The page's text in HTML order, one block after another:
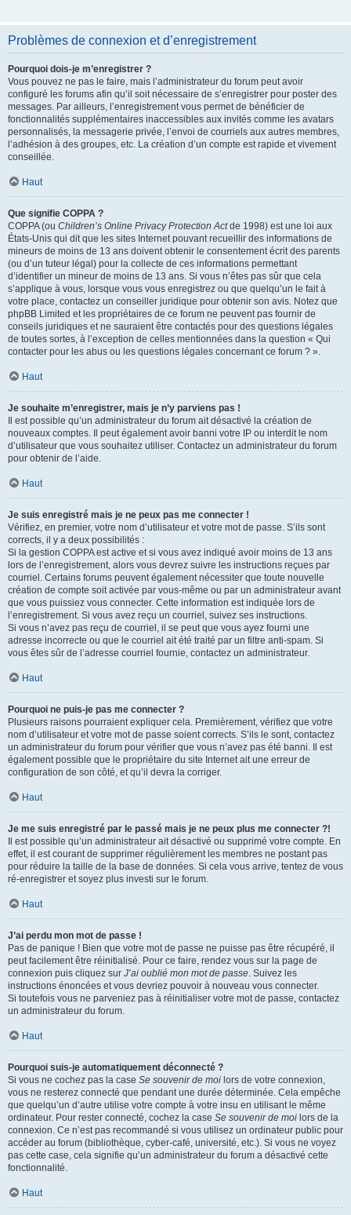
Problèmes de connexion et d’enregistrement
Pourquoi dois-je m’enregistrer ?
Vous pouvez ne pas le faire, mais l’administrateur du forum peut avoir
configuré les forums afin qu’il soit nécessaire de s’enregistrer pour poster des
messages. Par ailleurs, l’enregistrement vous permet de bénéficier de
fonctionnalités supplémentaires inaccessibles aux invités comme les avatars
personnalisés, la messagerie privée, l’envoi de courriels aux autres membres,
l’adhésion à des groupes, etc. La création d’un compte est rapide et vivement
conseillée.
Haut
Que signifie COPPA ?
COPPA (ou Children’s Online Privacy Protection Actde 1998) est une loi aux
États-Unis qui dit que les sites Internet pouvant recueillir des informations de
mineurs de moins de 13 ans doivent obtenir le consentement écrit des parents
(ou d’un tuteur légal) pour la collecte de ces informations permettant
d’identifier un mineur de moins de 13 ans. Si vous n’êtes pas sûr que cela
s’applique à vous, lorsque vous vous enregistrez ou que quelqu’un le fait à
votre place, contactez un conseiller juridique pour obtenir son avis. Notez que
phpBB Limited et les propriétaires de ce forum ne peuvent pas fournir de
conseils juridiques et ne sauraient être contactés pour des questions légales
de toutes sortes, à l’exception de celles mentionnées dans la question « Qui
contacter pour les abus ou les questions légales concernant ce forum ? ».
Haut
Je souhaite m’enregistrer, mais je n’y parviens pas !
Il est possible qu’un administrateur du forum ait désactivé la création de
nouveaux comptes. Il peut également avoir banni votre IP ou interdit le nom
d’utilisateur que vous souhaitez utiliser. Contactez un administrateur du forum
pour obtenir de l’aide.
Haut
Je suis enregistré mais je ne peux pas me connecter !
Vérifiez, en premier, votre nom d’utilisateur et votre mot de passe. S’ils sont
corrects, il y a deux possibilités :
Si la gestion COPPA est active et si vous avez indiqué avoir moins de 13 ans
lors de l’enregistrement, alors vous devrez suivre les instructions reçues par
courriel. Certains forums peuvent également nécessiter que toute nouvelle
création de compte soit activée par vous-même ou par un administrateur avant
que vous puissiez vous connecter. Cette information est indiquée lors de
l’enregistrement. Si vous avez reçu un courriel, suivez ses instructions.
Si vous n’avez pas reçu de courriel, il se peut que vous ayez fourni une
adresse incorrecte ou que le courriel ait été traité par un filtre anti-spam. Si
vous êtes sûr de l’adresse courriel fournie, contactez un administrateur.
Haut
Pourquoi ne puis-je pas me connecter ?
Plusieurs raisons pourraient expliquer cela. Premièrement, vérifiez que votre
nom d’utilisateur et votre mot de passe soient corrects. S’ils le sont, contactez
un administrateur du forum pour vérifier que vous n’avez pas été banni. Il est
également possible que le propriétaire du site Internet ait une erreur de
configuration de son côté, et qu’il devra la corriger.
Haut
Je me suis enregistré par le passé mais je ne peux plus me connecter ?!
Il est possible qu’un administrateur ait désactivé ou supprimé votre compte. En
effet, il est courant de supprimer régulièrement les membres ne postant pas
pour réduire la taille de la base de données. Si cela vous arrive, tentez de vous
ré-enregistrer et soyez plus investi sur le forum.
Haut
J’ai perdu mon mot de passe !
Pas de panique ! Bien que votre mot de passe ne puisse pas être récupéré, il
peut facilement être réinitialisé. Pour ce faire, rendez vous sur la page de
connexion puis cliquez sur J’ai oublié mon mot de passe. Suivez les
instructions énoncées et vous devriez pouvoir à nouveau vous connecter.
Si toutefois vous ne parveniez pas à réinitialiser votre mot de passe, contactez
un administrateur du forum.
Haut
Pourquoi suis-je automatiquement déconnecté ?
Si vous ne cochez pas la case Se souvenir de moi lors de votre connexion,
vous ne resterez connecté que pendant une durée déterminée. Cela empêche
que quelqu’un d’autre utilise votre compte à votre insu en utilisant le même
ordinateur. Pour rester connecté, cochez la case Se souvenir de moi lors de la
connexion. Ce n’est pas recommandé si vous utilisez un ordinateur public pour
accéder au forum (bibliothèque, cyber-café, université, etc.). Si vous ne voyez
pas cette case, cela signifie qu’un administrateur du forum a désactivé cette
fonctionnalité.
Haut